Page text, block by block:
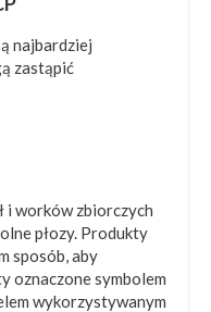
najbardziej
zastąpić
i worków zbiorczych
płozy. Produkty
sposób, aby
oznaczone symbolem
wykorzystywanym